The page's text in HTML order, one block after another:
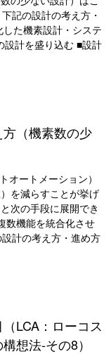
記の設計の考え方・
た機素設計・システ
設計を盛り込む ■設計
（機素数の少
ートメーション）
を減らすことが挙げ
次の手段に展開でき
数機能を統合化させ
計の考え方・進め方
LCA：ローコス
想法-その8）